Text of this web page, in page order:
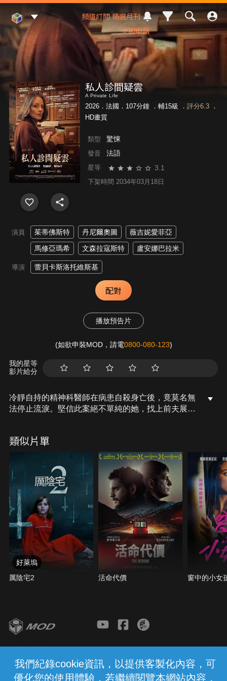
我們紀錄cookie資訊，以提供客製化內容，可
優化您的使用體驗，若繼續閱覽本網站內容，
Mod Web頻道訂閱
立即申請
精選月刊
私人診間疑雲
A Private Life
2026．法國．107分鐘 ． 輔15級 ． 評分6.3．
HD畫質
類型 驚悚
發音 法語
星等 3.1
下架時間 2034年03月18日
演員 茱蒂佛斯特 丹尼爾奧圖
薇吉妮愛菲亞
馬修亞瑪希
文森拉寇斯特 盧安娜巴拉米
導演 蕾貝卡斯洛托維斯基
配對
播放預告片
(如欲申裝MOD，請電0800-080-123)
我的星等
影片給分
冷靜自持的精神科醫師在病患自殺身亡後，竟莫名無
法停止流淚。堅信此案絕不單純的她，找上前夫展開
74屆坎城影展榮譽金棕櫚獎得獎者茱蒂佛斯特主演，
其精湛演技將懸疑與深層次的情感演活在角色中。
類似片單
好萊塢
厲陰宅2
活命代價 窗中的小女
中華電信股份有限公司個人家庭分公司